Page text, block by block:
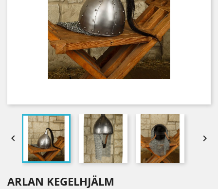
 
ARLAN KEGELHJÄLM